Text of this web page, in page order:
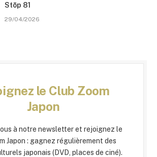
Stōp 81
29/04/2026
le Club Zoom
Japon
à notre newsletter et rejoignez le
Japon : gagnez régulièrement des
japonais (DVD, places de ciné).